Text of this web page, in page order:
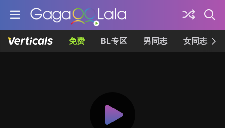
免费 BL专区 男同志 女同志